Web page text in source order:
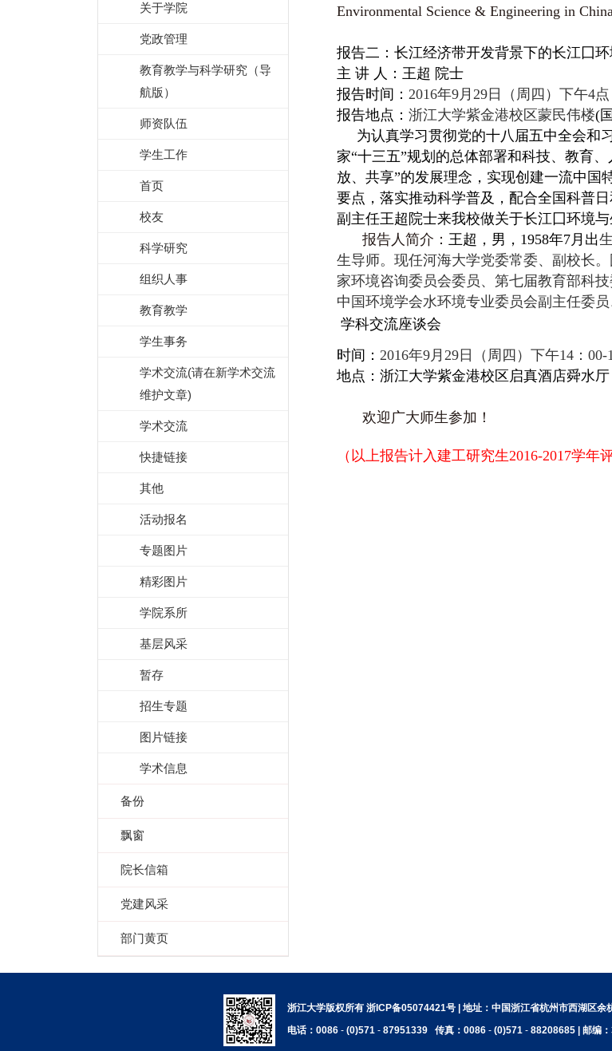
关于学院
党政管理
教育教学与科学研究（导
航版）
师资队伍
学生工作
首页
校友
科学研究
组织人事
教育教学
学生事务
学术交流(请在新学术交流
维护文章)
学术交流
快捷链接
其他
活动报名
专题图片
精彩图片
学院系所
基层风采
暂存
招生专题
图片链接
学术信息
备份
飘窗
院长信箱
党建风采
部门黄页
Environmental Science & Engineering in
报告二：长江经济带开发背景下的长江囗
主 讲 人：王超 院士
报告时间： 2016年9月29日（周四）下午4点
报告地点： 浙江大学紫金港校区蒙民伟楼(
为认真学习贯彻党的十八届五中全会和
家“十三五”规划的总体部署和科技、教育
放、共享”的发展理念，实现创建一流中国
要点，落实推动科学普及，配合全国科普
副主任王超院士来我校做关于长江囗环境与
报告人简介： 王超，男， 1958年7月出
生导师。现任河海大学党委常委、副校长
家环境咨询委员会委员、第七届教育部科
中国环境学会水环境专业委员会副主任委
学科交流座谈会
时间： 2016年9月29日（周四）下午14：00-
地点：浙江大学紫金港校区启真酒店舜水厅
欢迎广大师生参加！
（以上报告计入建工研究生2016-2017学
教育
浙江
浙江大学版权所有 浙ICP备05074421号 | 地址：中国浙江省杭州市西湖区
电话：0086 - (0)571 - 87951339 传真：0086 - (0)571 - 88208685 | 邮编